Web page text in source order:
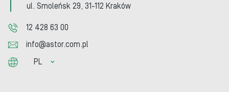
ul. Smoleńsk 29, 31-112 Kraków
12 428 63 00
info@astor.com.pl
PL